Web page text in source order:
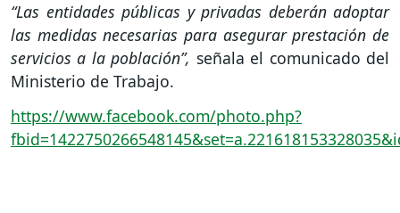
“Las entidades públicas y privadas deberán adoptar
las medidas necesarias para asegurar prestación de
servicios a la población”, señala el comunicado del
Ministerio de Trabajo.
https://www.facebook.com/photo.php?